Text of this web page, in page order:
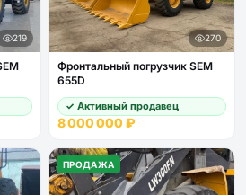
219 270
Фронтальный погрузчик SEM
655D
✓ Активный продавец
8 000 000 ₽
ПРОДАЖА